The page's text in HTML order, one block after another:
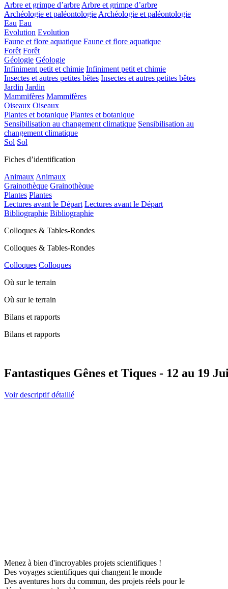
Arbre et grimpe d’arbre Arbre et grimpe d’arbre
Archéologie et paléontologie Archéologie et paléontologie
Eau Eau
Evolution Evolution
Faune et flore aquatique Faune et flore aquatique
Forêt Forêt
Géologie Géologie
Infiniment petit et chimie Infiniment petit et chimie
Insectes et autres petites bêtes Insectes et autres petites bêtes
Jardin Jardin
Mammifères Mammifères
Oiseaux Oiseaux
Plantes et botanique Plantes et botanique
Sensibilisation au changement climatique Sensibilisation au
changement climatique
Sol Sol
Fiches d’identification
Animaux Animaux
Grainothèque Grainothèque
Plantes Plantes
Lectures avant le Départ Lectures avant le Départ
Bibliographie Bibliographie
Colloques & Tables-Rondes
Colloques & Tables-Rondes
Colloques Colloques
Où sur le terrain
Où sur le terrain
Bilans et rapports
Bilans et rapports
Fantastiques Gênes et Tiques - 12 au 19
Voir descriptif détaillé
Menez à bien d'incroyables projets scientifiques !
Des voyages scientifiques qui changent le monde
Des aventures hors du commun, des projets réels pour le